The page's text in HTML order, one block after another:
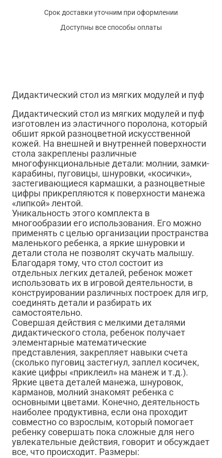
Срок доставки уточним при оформлении
Доступны все способы оплаты
Дидактический стол из мягких модулей и пуф
Дидактический стол из мягких модулей и пуф
изготовлен из эластичного поролона, который
обшит яркой разноцветной искусственной
кожей. На внешней и внутренней поверхности
стола закреплены различные
многофункциональные детали: молнии, замки-
карабины, пуговицы, шнуровки, «косички»,
застегивающиеся кармашки, а разноцветные
цифры прикрепляются к поверхности манежа
«липкой» лентой.
Уникальность этого комплекта в
многообразии его использования. Его можно
применять с целью организации пространства
маленького ребенка, а яркие шнуровки и
детали стола не позволят скучать малышу.
Благодаря тому, что стол состоит из
отдельных легких деталей, ребенок может
использовать их в игровой деятельности, в
конструировании различных построек для игр,
соединять детали и разбирать их
самостоятельно.
Совершая действия с мелкими деталями
дидактического стола, ребенок получает
элементарные математические
представления, закрепляет навыки счета
(сколько пуговиц застегнул, заплел косичек,
какие цифры «приклеил» на манеж и т.д.).
Яркие цвета деталей манежа, шнуровок,
карманов, молний знакомят ребенка с
основными цветами. Конечно, деятельность
наиболее продуктивна, если она проходит
совместно со взрослым, который помогает
ребенку совершать пока сложные для него
увлекательные действия, говорит и обсуждает
все, что происходит. Размеры: